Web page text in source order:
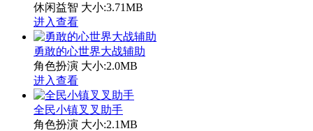
休闲益智 大小:3.71MB
进入查看
勇敢的心世界大战辅助
角色扮演 大小:2.0MB
进入查看
全民小镇叉叉助手
角色扮演 大小:2.1MB